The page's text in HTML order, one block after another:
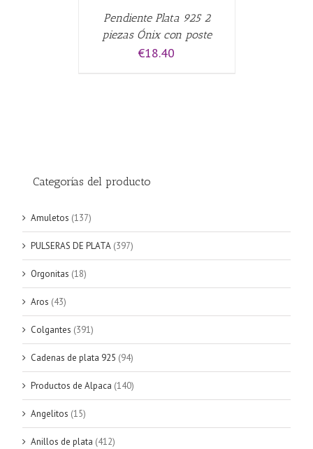
Pendiente Plata 925 2
piezas Ónix con poste
€18.40
Categorías del producto
Amuletos (137)
PULSERAS DE PLATA (397)
Orgonitas (18)
Aros (43)
Colgantes (391)
Cadenas de plata 925 (94)
Productos de Alpaca (140)
Angelitos (15)
Anillos de plata (412)